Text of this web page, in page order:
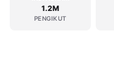
1.2M
PENGIKUT